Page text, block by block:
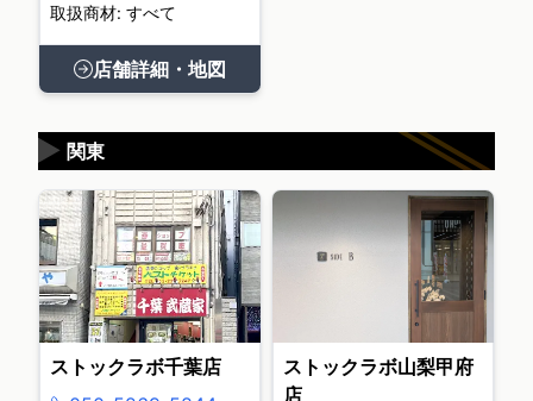
取扱商材: すべて
店舗詳細・地図
関東
▶
ストックラボ千葉店
ストックラボ山梨甲府
店